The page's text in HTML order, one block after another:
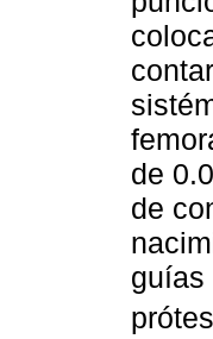
de
de
guías